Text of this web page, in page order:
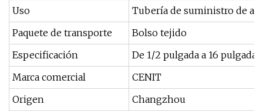
Uso
Tubería de suministro de
Paquete de transporte
Bolso tejido
Especificación
De 1/2 pulgada a 16 pulgadas
Marca comercial
CENIT
Origen
Changzhou